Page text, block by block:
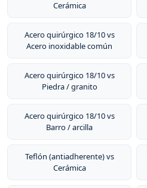
Cerámica
Acero quirúrgico 18/10 vs
Acero inoxidable común
Acero quirúrgico 18/10 vs
Piedra / granito
Acero quirúrgico 18/10 vs
Barro / arcilla
Teflón (antiadherente) vs
Cerámica